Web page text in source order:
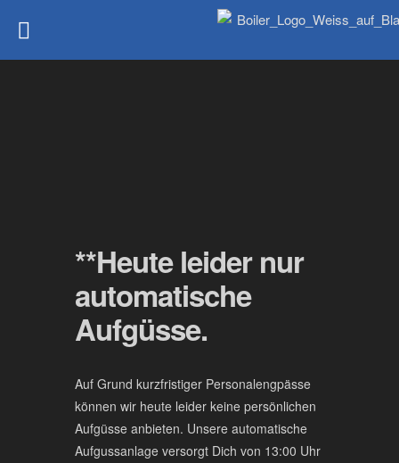
**Heute leider nur
automatische
Aufgüsse.
Auf Grund kurzfristiger Personalengpässe
können wir heute leider keine persönlichen
Aufgüsse anbieten. Unsere automatische
Aufgussanlage versorgt Dich von 13:00 Uhr